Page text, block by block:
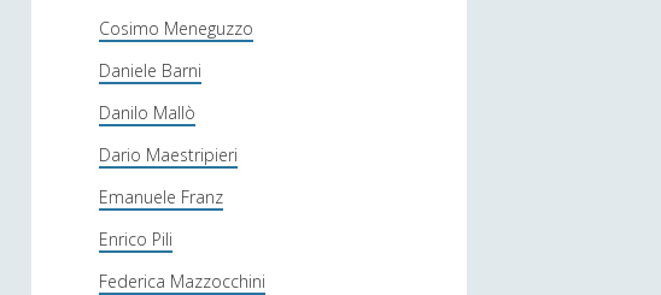
Cosimo Meneguzzo
Daniele Barni
Danilo Mallò
Dario Maestripieri
Emanuele Franz
Enrico Pili
Federica Mazzocchini